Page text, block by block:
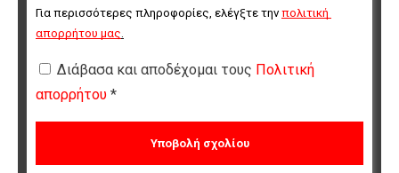
Για περισσότερες πληροφορίες, ελέγξτε την πολιτική
απορρήτου μας
Διάβασα και αποδέχομαι τους Πολιτική
απορρήτου *